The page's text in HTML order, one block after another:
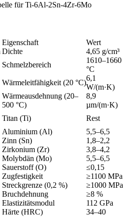
für Ti-6Al-2Sn-4Zr-6Mo
Eigenschaft
Wert
Dichte
4,65 g/cm³
Schmelzbereich
1610–1660
°C
Wärmeleitfähigkeit (20 °C)
6,1
W/(m·K)
Wärmeausdehnung (20–
500 °C)
8,9
µm/(m·K)
Titan (Ti)
Rest
Aluminium (Al)
5,5–6,5
Zinn (Sn)
1,8–2,2
Zirkonium (Zr)
3,8–4,2
Molybdän (Mo)
5,5–6,5
Sauerstoff (O)
≤0,15
Zugfestigkeit
≥1100 MPa
Streckgrenze (0,2 %)
≥1000 MPa
Bruchdehnung
≥8 %
Elastizitätsmodul
112 GPa
Härte (HRC)
34–40